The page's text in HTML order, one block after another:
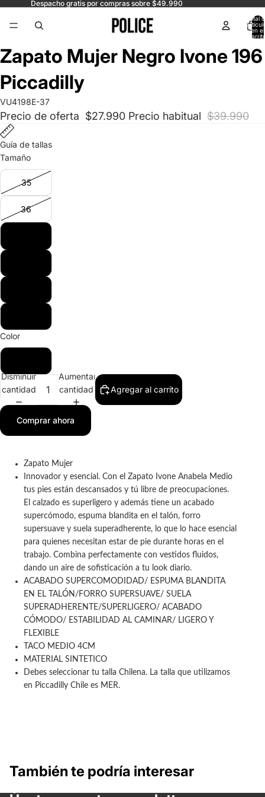
Despacho gratis por compras sobre $49.990
Total
en el
Abrir
imagen
a
pantalla
completa
Abrir
imagen
a
pantalla
completa
Abrir
imagen
a
pantalla
completa
Abrir
imagen
a
pantalla
completa
Abrir
imagen
a
pantalla
completa
Zapato Mujer Negro Ivone 196
Piccadilly
VU4198E-37
Precio de oferta $27.990 Precio habitual $39.990
Guía de tallas
Tamaño
35
36
Color
Disminuir
cantidad
Aumentar
cantidad
Agregar al carrito
Comprar ahora
​Zapato Mujer
Innovador y esencial. Con el Zapato Ivone Anabela Medio
tus pies están descansados y tú libre de preocupaciones.
El calzado es superligero y además tiene un acabado
supercómodo, espuma blandita en el talón, forro
supersuave y suela superadherente, lo que lo hace esencial
para quienes necesitan estar de pie durante horas en el
trabajo. Combina perfectamente con vestidos fluidos,
dando un aire de sofisticación a tu look diario.
ACABADO SUPERCOMODIDAD/ ESPUMA BLANDITA
EN EL TALÓN/FORRO SUPERSUAVE/ SUELA
SUPERADHERENTE/SUPERLIGERO/ ACABADO
CÓMODO/ ESTABILIDAD AL CAMINAR/ LIGERO Y
FLEXIBLE
TACO MEDIO 4CM
MATERIAL SINTETICO
Debes seleccionar tu talla Chilena. La talla que utilizamos
en Piccadilly Chile es MER.
También te podría interesar